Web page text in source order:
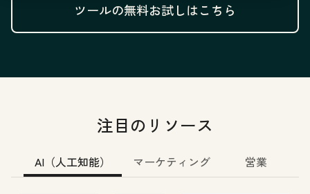
ツールの無料お試しはこちら
注目のリソース
AI（人工知能） マーケティング 営業